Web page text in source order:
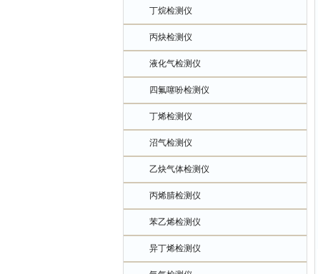
丁烷检测仪
丙炔检测仪
液化气检测仪
四氟噻吩检测仪
丁烯检测仪
沼气检测仪
乙炔气体检测仪
丙烯腈检测仪
苯乙烯检测仪
异丁烯检测仪